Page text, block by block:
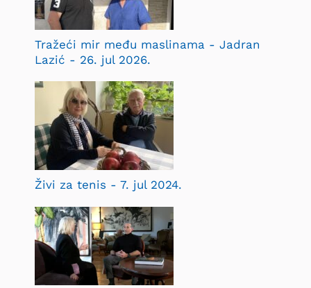
Tražeći mir među maslinama - Jadran
Lazić - 26. jul 2026.
Živi za tenis - 7. jul 2024.